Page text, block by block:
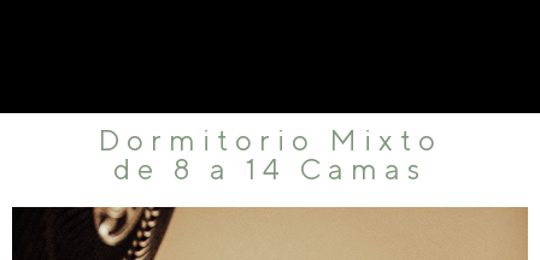
Dormitorio Mixto
de 8 a 14 Camas